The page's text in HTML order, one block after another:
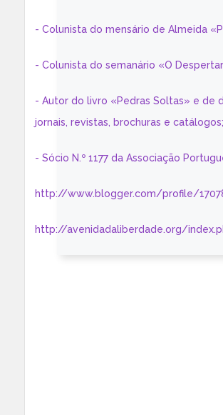
- Colunista do mensário de Almeida
- Colunista do semanário «O
- Autor do livro «Pedras Soltas» e de
jornais, revistas, brochuras e catálogos;
- Sócio N.º 1177 da Associação
http://www.blogger.com/profile/
http://avenidadaliberdade.org/